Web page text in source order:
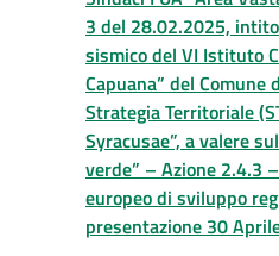
3 del 28.02.2025,
sismico del VI Istituto
Capuana” del Comune
Strategia Territoriale
Syracusae”, a valere
verde” – Azione 2.4.3
europeo di sviluppo
presentazione 30